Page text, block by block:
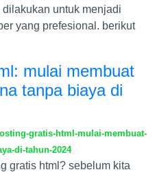
untuk menjadi
yang prefesional. berikut
mulai membuat
tanpa biaya di
gratis-html-mulai-membuat-
di-tahun-2024
gratis html? sebelum kita